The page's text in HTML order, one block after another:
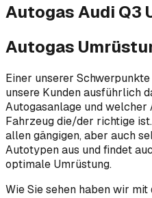
Autogas Audi Q3
Autogas
Einer unserer
unsere Kunden ausführlich
Autogasanlage und
Fahrzeug die/der richtige
allen gängigen, aber auch
Autotypen aus und findet
optimale Umrüstung.
Wie Sie sehen haben wir